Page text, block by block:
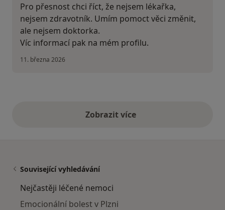
Pro přesnost chci říct, že nejsem lékařka,
nejsem zdravotník. Umím pomoct věci změnit,
ale nejsem doktorka.
Víc informací pak na mém profilu.
11. března 2026
Zobrazit vícevýše uvedené názory
Související vyhledávání
Nejčastěji léčené nemoci
Emocionální bolest v Plzni